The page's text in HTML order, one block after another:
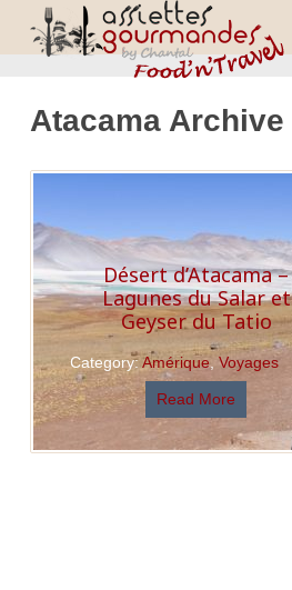
Atacama Archive
Désert d’Atacama –
Lagunes du Salar et
Geyser du Tatio
Category:Amérique,Voyages
Read More